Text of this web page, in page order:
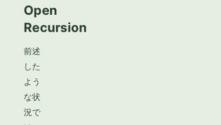
Open
Recursion
前述
した
よう
な状
況で